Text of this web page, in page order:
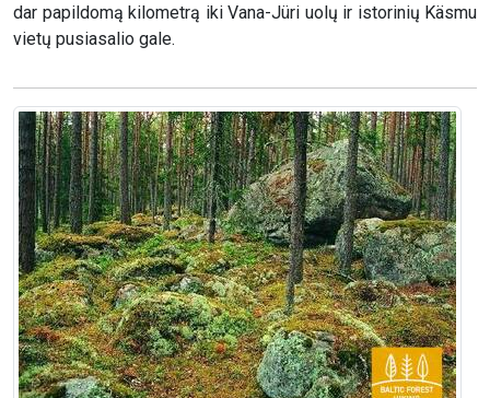
dar papildomą kilometrą iki Vana-Jüri uolų ir istorinių Käsmu
vietų pusiasalio gale.